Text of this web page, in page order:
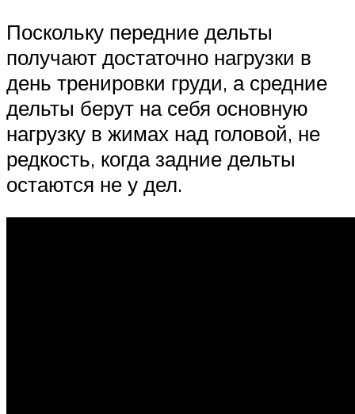
Поскольку передние дельты
получают достаточно нагрузки в
день тренировки груди, а средние
дельты берут на себя основную
нагрузку в жимах над головой, не
редкость, когда задние дельты
остаются не у дел.